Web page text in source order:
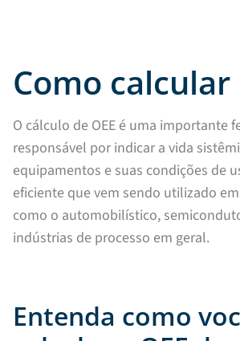
Como calcular
O cálculo de OEE é uma importante
responsável por indicar a vida
equipamentos e suas condições de
eficiente que vem sendo utilizado
como o automobilístico,
indústrias de processo em geral.
Entenda como